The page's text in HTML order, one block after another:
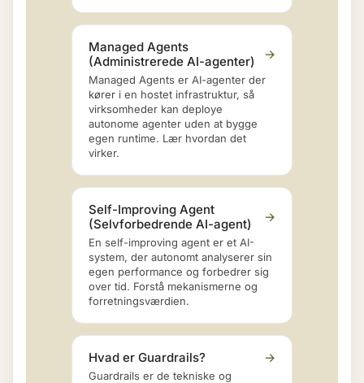
Managed Agents
(Administrerede AI-agenter)
→
Managed Agents er AI-agenter der
kører i en hostet infrastruktur, så
virksomheder kan deploye
autonome agenter uden at bygge
egen runtime. Lær hvordan det
virker.
Self-Improving Agent
(Selvforbedrende AI-agent)
→
En self-improving agent er et AI-
system, der autonomt analyserer sin
egen performance og forbedrer sig
over tid. Forstå mekanismerne og
forretningsværdien.
Hvad er Guardrails? →
Guardrails er de tekniske og